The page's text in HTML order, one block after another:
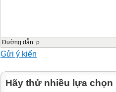
Đường dẫn: p
Gửi ý kiến
Hãy thử nhiều lựa chọn